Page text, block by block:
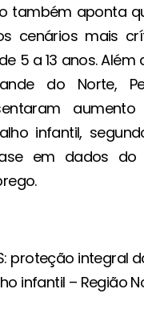
também aponta
cenários mais
5 a 13 anos. Além
do Norte,
infantil,
em dados do
proteção integral
infantil – Região